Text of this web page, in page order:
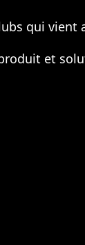
qui vient
et